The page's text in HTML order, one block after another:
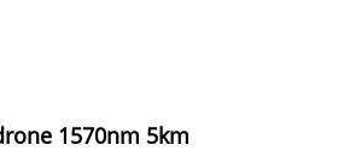
1570nm 5km